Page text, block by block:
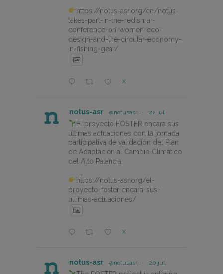
https://notus-asr.org/en/notus-
takes-part-in-the-redismar-
conference-on-women-eco-
design-and-the-circular-economy-
in-fishing-gear/
X
notus-asr @notusasr · 22 jul.
El proyecto FOSTER encara sus
últimas actuaciones con la jornada
participativa de validación del Plan
de Adaptación al Cambio Climático
del Alto Palancia.
https://notus-asr.org/el-
proyecto-foster-encara-sus-
ultimas-actuaciones/
X
notus-asr @notusasr · 20 jul.